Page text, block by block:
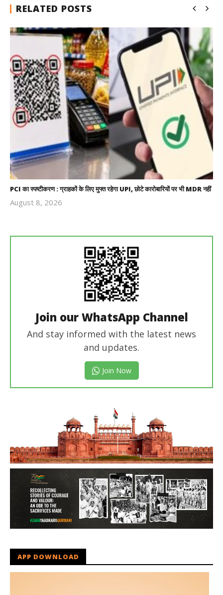
RELATED POSTS
PCI का स्पष्टीकरण : ग्राहकों के लिए मुफ्त रहेगा UPI, छोटे कारोबारियों पर भी MDR नहीं
August 8, 2026
Join our WhatsApp Channel
And stay informed with the latest news
and updates.
Join Now
APP DOWNLOAD